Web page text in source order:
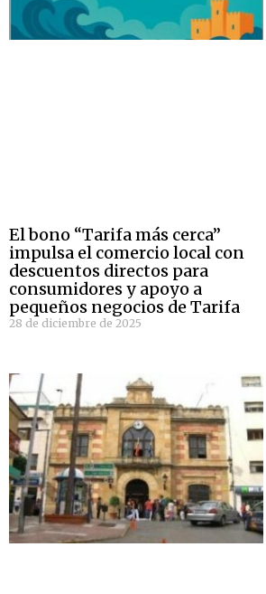
El bono “Tarifa más cerca”
impulsa el comercio local con
descuentos directos para
consumidores y apoyo a
pequeños negocios de Tarifa
28 de diciembre de 2025